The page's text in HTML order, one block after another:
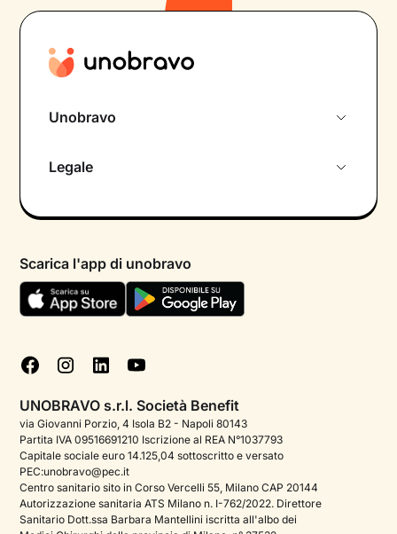
Unobravo
Psicologo in chat
Aiuto urgente
FAQ
Podcast di psicologia
Corporate
Psicologo italiano all'estero
Approfondimenti sulla salute mentale
Legale
Termini e condizioni
Informativa Privacy
Cookie policy
Gestisci cookie
Scarica l'app di unobravo
UNOBRAVO s.r.l. Società Benefit
via Giovanni Porzio, 4 Isola B2 - Napoli 80143
Partita IVA 09516691210 Iscrizione al REA N°1037793
Capitale sociale euro 14.125,04 sottoscritto e versato
PEC:unobravo@pec.it
Centro sanitario sito in Corso Vercelli 55, Milano CAP 20144
Autorizzazione sanitaria ATS Milano n. I-762/2022. Direttore
Sanitario Dott.ssa Barbara Mantellini iscritta all'albo dei